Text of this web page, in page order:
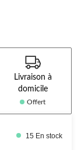
Livraison à
domicile
Offert
15 En stock